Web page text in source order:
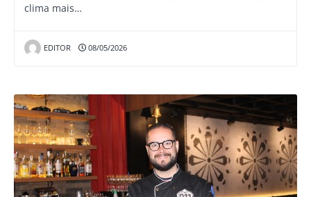
clima mais…
EDITOR 08/05/2026